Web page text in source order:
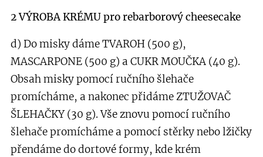
2 VÝROBA KRÉMUpro rebarborový cheesecake
d) Do misky dáme TVAROH (500 g),
MASCARPONE (500 g) a CUKR MOUČKA (40 g).
Obsah misky pomocí ručního šlehače
promícháme, a nakonec přidáme ZTUŽOVAČ
ŠLEHAČKY (30 g). Vše znovu pomocí ručního
šlehače promícháme a pomocí stěrky nebo lžičky
přendáme do dortové formy, kde krém